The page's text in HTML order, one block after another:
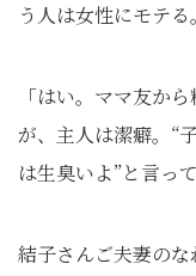
う人は女性にモテる。
「はい。ママ友か
が、主人は潔癖。“
は生臭いよ”と言っ
結子さんご夫妻の